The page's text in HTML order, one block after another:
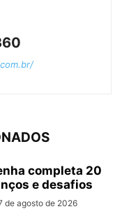
completa 20
e desafios
de agosto de 2026